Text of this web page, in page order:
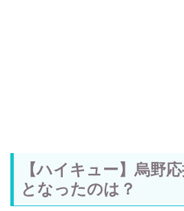
【ハイキュー】烏野
となったのは？